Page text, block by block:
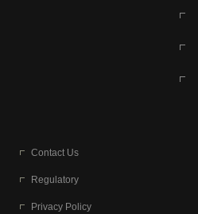
Contact Us
Regulatory
Privacy Policy